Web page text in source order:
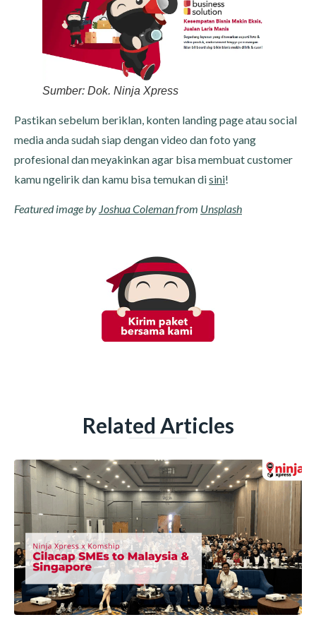
Sumber: Dok. Ninja Xpress
Pastikan sebelum beriklan, konten landing page atau social
media anda sudah siap dengan video dan foto yang
profesional dan meyakinkan agar bisa membuat customer
kamu ngelirik dan kamu bisa temukan disini!
Featured image by Joshua Colemanfrom Unsplash
Related Articles